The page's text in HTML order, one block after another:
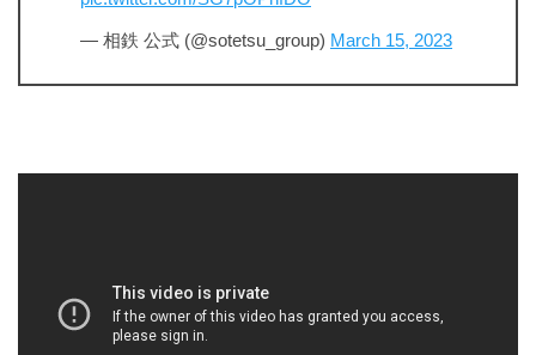
— 相鉄 公式 (@sotetsu_group) March 15, 2023